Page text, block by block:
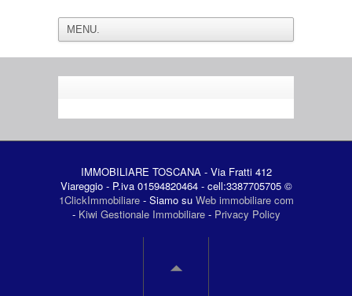
IMMOBILIARE TOSCANA - Via Fratti 412
Viareggio - P.iva 01594820464 - cell:3387705705 ©
1ClickImmobiliare- Siamo su Web immobiliare com
- Kiwi Gestionale Immobiliare- Privacy Policy